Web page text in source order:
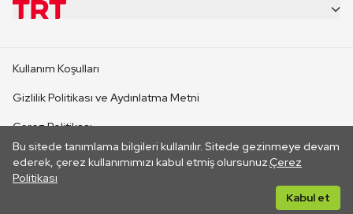
Bu sitede tanımlama bilgileri kullanılır. Sitede gezinmeye devam
ederek, çerez kullanımımızı kabul etmiş olursunuz.Çerez
Politikası
Kabul et
CANLI YAYINLAR
Kullanım Koşulları
Gizlilik Politikası ve Aydınlatma Metni
Çerez Politikası
İletişim
Her hakkı saklıdır. ©2026 TRT. Bağlantı yoluyla gidilen dış